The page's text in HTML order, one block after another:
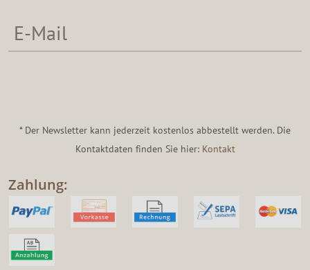
* Der Newsletter kann jederzeit kostenlos abbestellt werden. Die
Kontaktdaten finden Sie hier: Kontakt
Zahlung: